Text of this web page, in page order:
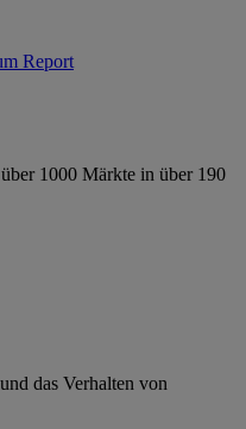
Report
1000 Märkte in über 190
das Verhalten von